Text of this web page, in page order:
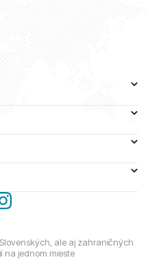
ale aj zahraničných
na jednom mieste